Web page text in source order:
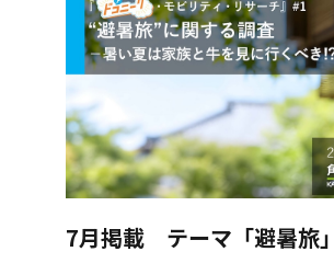
7月掲載 テーマ「避暑旅」